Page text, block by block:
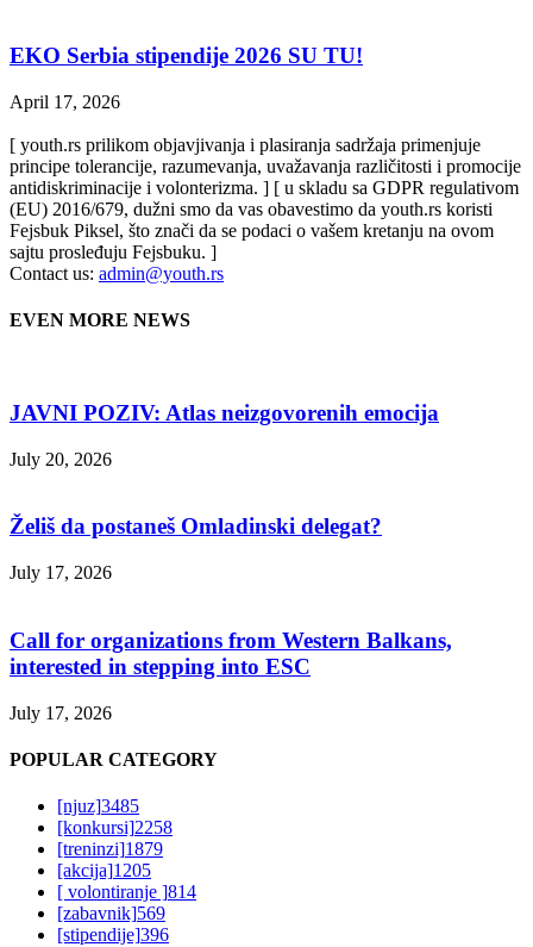
EKO Serbia stipendije 2026 SU TU!
April 17, 2026
[ youth.rs prilikom objavjivanja i plasiranja sadržaja primenjuje
principe tolerancije, razumevanja, uvažavanja različitosti i promocije
antidiskriminacije i volonterizma. ] [ u skladu sa GDPR regulativom
(EU) 2016/679, dužni smo da vas obavestimo da youth.rs koristi
Fejsbuk Piksel, što znači da se podaci o vašem kretanju na ovom
sajtu prosleđuju Fejsbuku. ]
Contact us: admin@youth.rs
EVEN MORE NEWS
JAVNI POZIV: Atlas neizgovorenih emocija
July 20, 2026
Želiš da postaneš Omladinski delegat?
July 17, 2026
Call for organizations from Western Balkans,
interested in stepping into ESC
July 17, 2026
POPULAR CATEGORY
[njuz]3485
[konkursi]2258
[treninzi]1879
[akcija]1205
[ volontiranje ]814
[zabavnik]569
[stipendije]396